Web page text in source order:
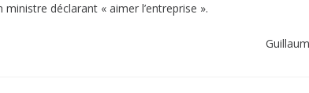
déclarant « aimer l’entreprise ».